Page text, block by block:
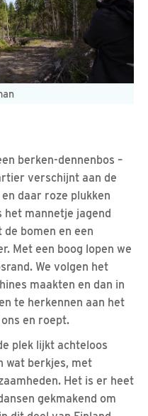
berken-dennenbos –
verschijnt aan de
daar roze plukken
het mannetje jagend
de bomen en een
Met een boog lopen we
We volgen het
maakten en dan in
te herkennen aan het
en roept.
plek lijkt achteloos
wat berkjes, met
Het is er heet
gekmakend om